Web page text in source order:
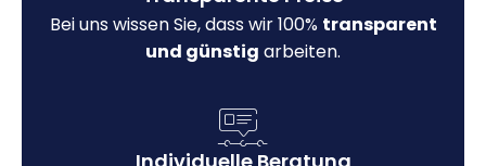
Bei uns wissen Sie, dass wir 100% transparent
und günstig arbeiten.